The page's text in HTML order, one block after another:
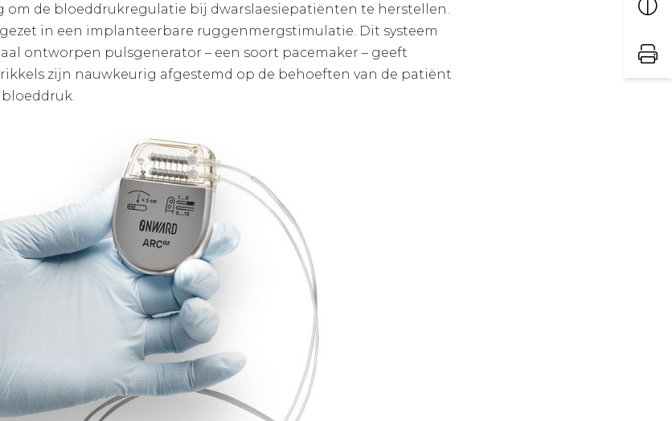
om de bloeddrukregulatie bij dwarslaesiepatiënten te herstellen.
in een implanteerbare ruggenmergstimulatie. Dit systeem
ontworpen pulsgenerator – een soort pacemaker – geeft
zijn nauwkeurig afgestemd op de behoeften van de patiënt